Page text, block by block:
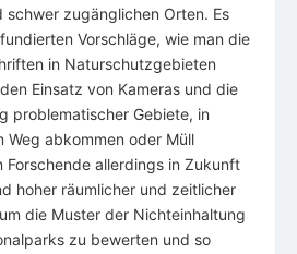
schwer zugänglichen Orten. Es
Vorschläge, wie man die
in Naturschutzgebieten
Einsatz von Kameras und die
problematischer Gebiete, in
Weg abkommen oder Müll
Forschende allerdings in Zukunft
hoher räumlicher und zeitlicher
die Muster der Nichteinhaltung
zu bewerten und so